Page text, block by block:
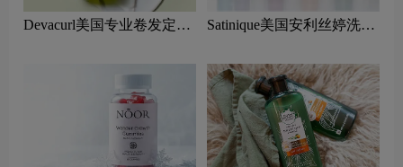
Devacurl美国专业卷发定型
Satinique美国安利丝婷洗发
理念